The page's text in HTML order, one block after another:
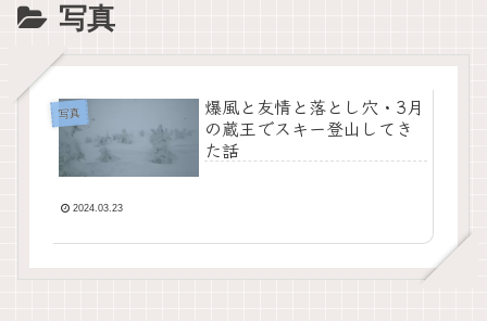
写真
写真
爆風と友情と落とし穴・3月
の蔵王でスキー登山してき
た話
2024.03.23